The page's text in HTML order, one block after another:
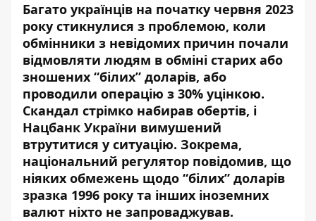
Багато українців на початку червня 2023
року стикнулися з проблемою, коли
обмінники з невідомих причин почали
відмовляти людям в обміні старих або
зношених “білих” доларів, або
проводили операцію з 30% уцінкою.
Скандал стрімко набирав обертів, і
Нацбанк України вимушений
втрутитися у ситуацію. Зокрема,
національний регулятор повідомив, що
ніяких обмежень щодо “білих” доларів
зразка 1996 року та інших іноземних
валют ніхто не запроваджував.